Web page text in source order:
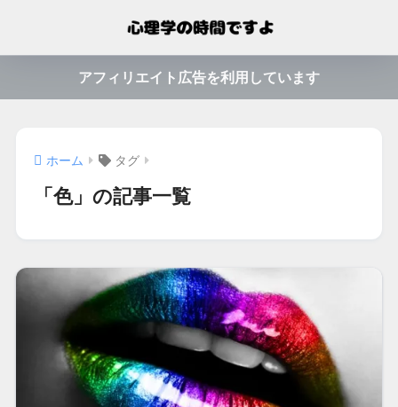
アフィリエイト広告を利用しています
ホーム タグ
「色」の記事一覧